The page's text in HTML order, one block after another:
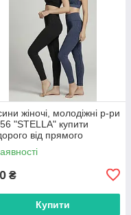
жіночі, молодіжні р-ри
"STELLA" купити
від прямого
₴
Купити